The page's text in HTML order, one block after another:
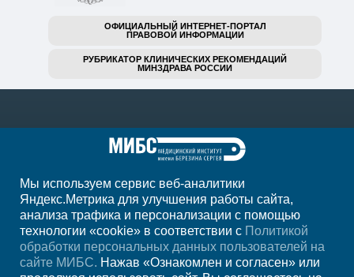
ОФИЦИАЛЬНЫЙ ИНТЕРНЕТ-ПОРТАЛ
ПРАВОВОЙ ИНФОРМАЦИИ
РУБРИКАТОР КЛИНИЧЕСКИХ РЕКОМЕНДАЦИЙ
МИНЗДРАВА РОССИИ
+7 (342) 215-11-55
РегионПермь
Мы используем сервис веб-аналитики
Яндекс.Метрика для улучшения работы сайта,
анализа трафика и персонализации с помощью
технологии «cookie» в соответствии с Политикой
обработки персональных данных пользователей на
сайте МИБС. Нажав «Ознакомлен и согласен» или